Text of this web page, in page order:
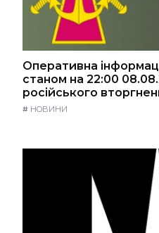
Оперативна
станом на 22:00
російського
# НОВИНИ